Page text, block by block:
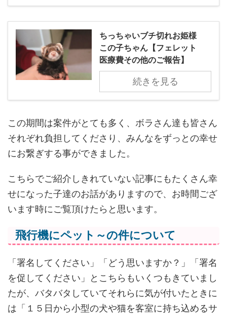
ちっちゃいブチ切れお姫様
この子ちゃん【フェレット
医療費その他のご報告】
続きを見る
この期間は案件がとても多く、ボラさん達も皆さん
それぞれ負担してくださり、みんなをずっとの幸せ
にお繋ぎする事ができました。
こちらでご紹介しきれていない記事にもたくさん幸
せになった子達のお話がありますので、お時間ござ
います時にご覧頂けたらと思います。
飛行機にペット～の件について
「署名してください」「どう思いますか？」「署名
を促してください」とこちらもいくつもきていまし
たが、バタバタしていてそれらに気が付いたときに
は「１５日から小型の犬や猫を客室に持ち込めるサ